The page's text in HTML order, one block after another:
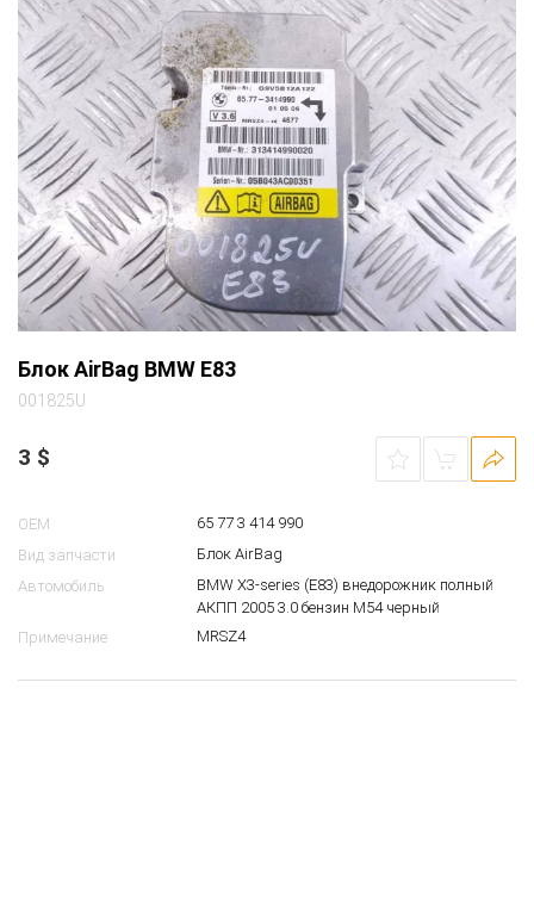
Блок AirBag BMW E83
001825U
3 $
OEM
65 77 3 414 990
Вид запчасти
Блок AirBag
Автомобиль
BMW X3-series (E83) внедорожник полный
АКПП 2005 3.0 бензин M54 черный
Примечание
MRSZ4